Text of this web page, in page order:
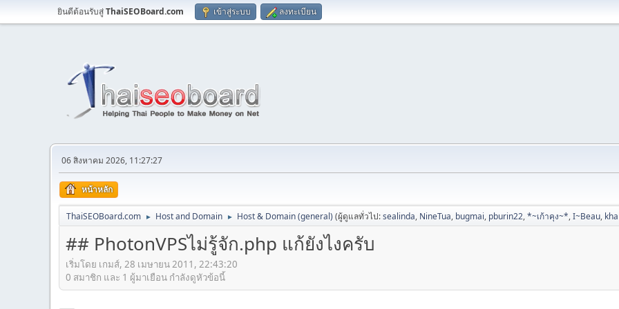
ยินดีต้อนรับสู่ThaiSEOBoard.com เข้าสู่ระบบ ลงทะเบียน
06 สิงหาคม 2026, 11:27:27
หน้าหลัก
ThaiSEOBoard.com ► Host and Domain ► Host & Domain (general) (ผู้ดูแลทั่วไป:sealinda, NineTua, bugmai, pburin22,*~เก้าคุง~*,I~Beau,
## PhotonVPSไม่รู้จัก.php แก้ยังไงครับ
เริ่มโดย เกมส์, 28 เมษายน 2011, 22:43:20
0 สมาชิก และ 1 ผู้มาเยือน กำลังดูหัวข้อนี้